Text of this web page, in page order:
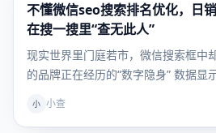
发现
不懂微信seo搜索排名优化，日
在搜一搜里“查无此人”
现实世界里门庭若市，微信搜索框
的品牌正在经历的“数字隐身” 数据显
小 小查